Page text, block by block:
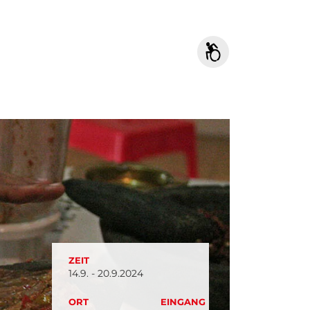
ZEIT
14.9. - 20.9.2024
ORT EINGANG